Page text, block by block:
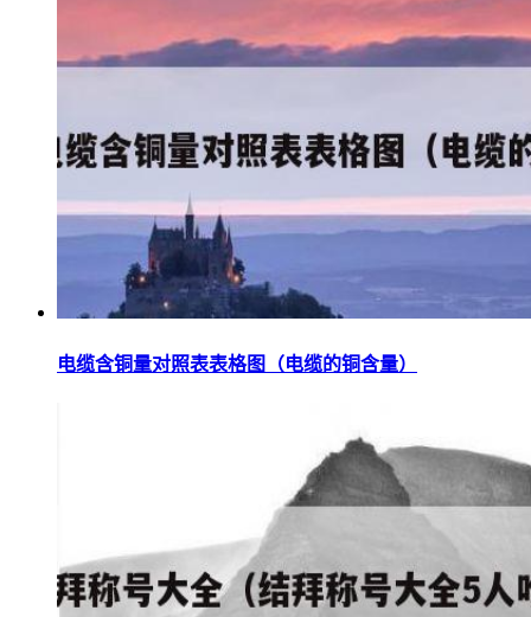
电缆含铜量对照表表格图（电缆的铜含量）